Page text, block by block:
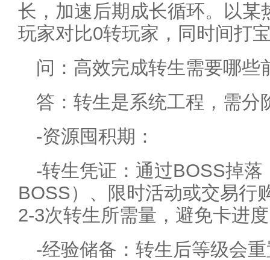
长，加速后期成长循环。以某
玩家对比0转玩家，同时间打
问：高效完成转生需要哪些
答：转生是系统工程，需分
-资源囤积期：
-转生凭证：通过BOSS掉落
BOSS）、限时活动或交易行
2-3次转生所需量，避免卡进
-经验储备：转生后等级会